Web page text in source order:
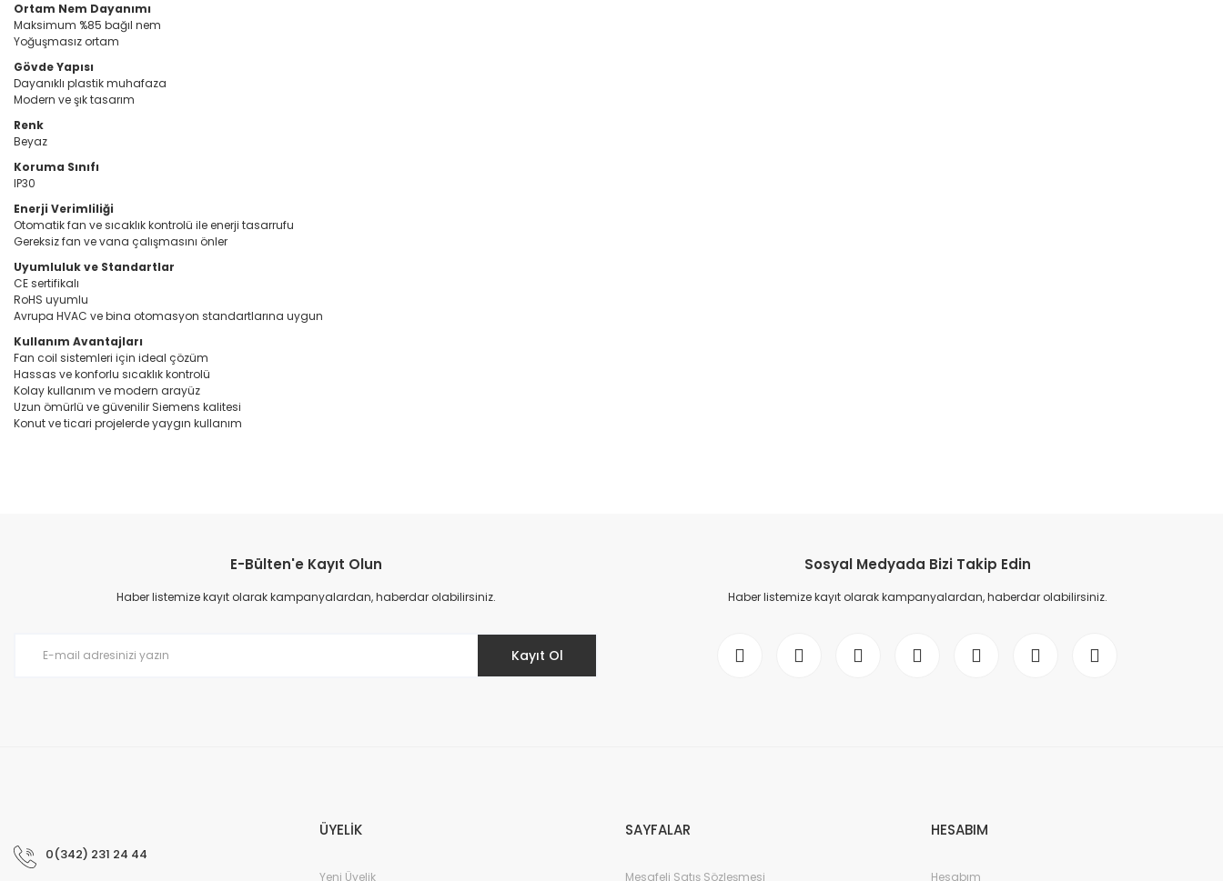
Ortam Nem Dayanımı
Maksimum %85 bağıl nem
Yoğuşmasız ortam
Gövde Yapısı
Dayanıklı plastik muhafaza
Modern ve şık tasarım
Renk
Beyaz
Koruma Sınıfı
IP30
Enerji Verimliliği
Otomatik fan ve sıcaklık kontrolü ile enerji tasarrufu
Gereksiz fan ve vana çalışmasını önler
Uyumluluk ve Standartlar
CE sertifikalı
RoHS uyumlu
Avrupa HVAC ve bina otomasyon standartlarına uygun
Kullanım Avantajları
Fan coil sistemleri için ideal çözüm
Hassas ve konforlu sıcaklık kontrolü
Kolay kullanım ve modern arayüz
Uzun ömürlü ve güvenilir Siemens kalitesi
Konut ve ticari projelerde yaygın kullanım
Ürün resmi kalitesiz, bozuk veya görüntülenemiyor.
Ürün açıklamasında eksik bilgiler bulunuyor.
E-Bülten'e Kayıt Olun
Haber listemize kayıt olarak kampanyalardan, haberdar olabilirsiniz.
Kayıt Ol
Sosyal Medyada Bizi Takip Edin
Haber listemize kayıt olarak kampanyalardan, haberdar olabilirsiniz.
0(342) 231 24 44
ÜYELİK
Yeni Üyelik
SAYFALAR
Mesafeli Satış Sözleşmesi
HESABIM
Hesabım